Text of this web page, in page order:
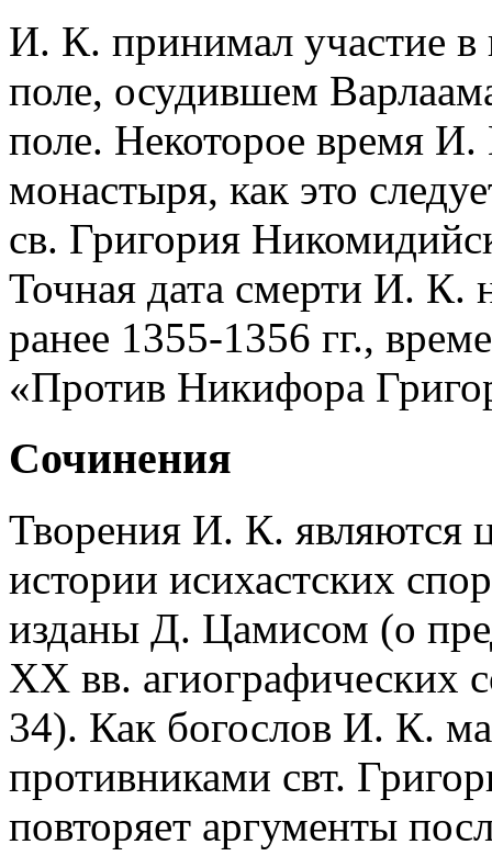
И. К. принимал участие
поле, осудившем
поле. Некоторое время
монастыря, как это
св. Григория
Точная дата смерти И. К.
ранее 1355-1356 гг.,
«Против Никифора
Сочинения
Творения И. К. являются
истории исихастских
изданы Д. Цамисом (о
XX вв.
34). Как богослов И. К.
противниками свт.
повторяет аргументы